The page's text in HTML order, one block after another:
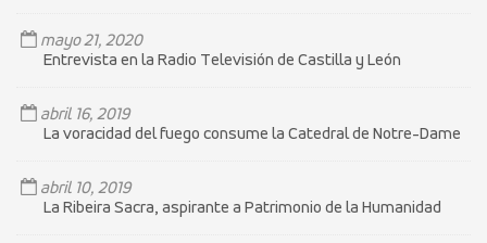
mayo 21, 2020
Entrevista en la Radio Televisión de Castilla y León
abril 16, 2019
La voracidad del fuego consume la Catedral de Notre-Dame
abril 10, 2019
La Ribeira Sacra, aspirante a Patrimonio de la Humanidad